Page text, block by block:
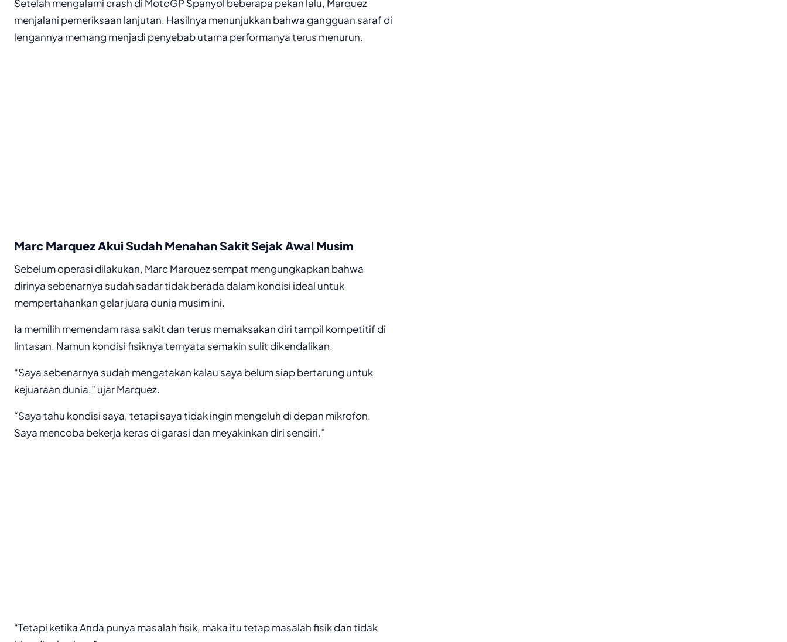
Setelah mengalami crash di MotoGP Spanyol beberapa pekan lalu, Marquez
menjalani pemeriksaan lanjutan. Hasilnya menunjukkan bahwa gangguan saraf di
lengannya memang menjadi penyebab utama performanya terus menurun.
Marc Marquez Akui Sudah Menahan Sakit Sejak Awal Musim
Sebelum operasi dilakukan, Marc Marquez sempat mengungkapkan bahwa
dirinya sebenarnya sudah sadar tidak berada dalam kondisi ideal untuk
mempertahankan gelar juara dunia musim ini.
Ia memilih memendam rasa sakit dan terus memaksakan diri tampil kompetitif di
lintasan. Namun kondisi fisiknya ternyata semakin sulit dikendalikan.
“Saya sebenarnya sudah mengatakan kalau saya belum siap bertarung untuk
kejuaraan dunia,” ujar Marquez.
“Saya tahu kondisi saya, tetapi saya tidak ingin mengeluh di depan mikrofon.
Saya mencoba bekerja keras di garasi dan meyakinkan diri sendiri.”
“Tetapi ketika Anda punya masalah fisik, maka itu tetap masalah fisik dan tidak